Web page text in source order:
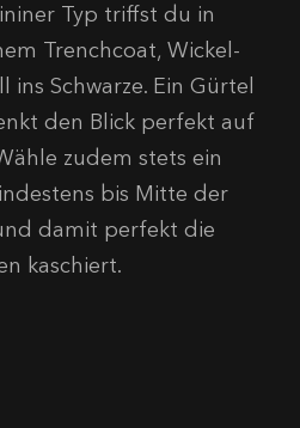
Typ triffst du in
Trenchcoat, Wickel-
Schwarze. Ein Gürtel
den Blick perfekt auf
zudem stets ein
bis Mitte der
damit perfekt die
kaschiert.